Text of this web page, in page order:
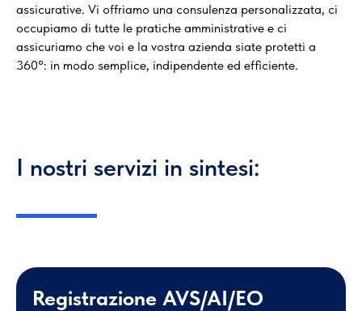
assicurative. Vi offriamo una consulenza personalizzata, ci
occupiamo di tutte le pratiche amministrative e ci
assicuriamo che voi e la vostra azienda siate protetti a
360°: in modo semplice, indipendente ed efficiente.
I nostri servizi in sintesi:
Registrazione AVS/AI/EO